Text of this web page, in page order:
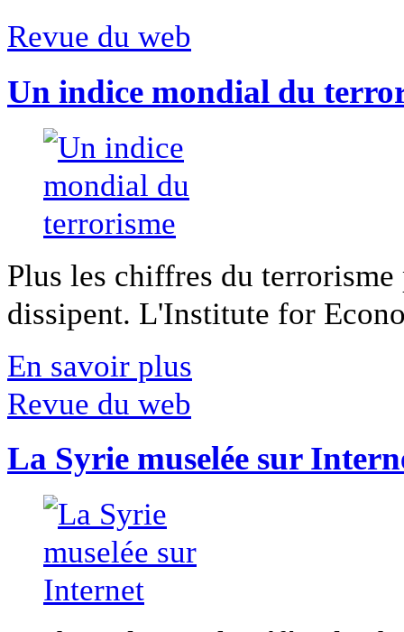
Revue du web
Un indice mondial du
Plus les chiffres du
dissipent. L'Institute for
En savoir plus
Revue du web
La Syrie muselée sur